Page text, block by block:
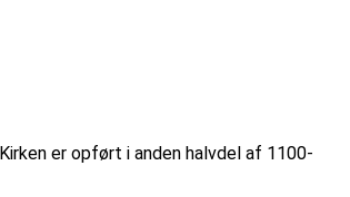
er opført i anden halvdel af 1100-